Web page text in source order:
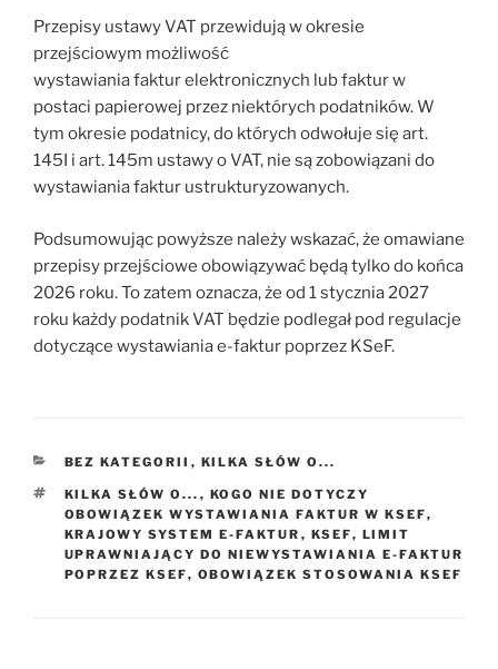
Przepisy ustawy VAT przewidują w okresie
przejściowym możliwość
wystawiania faktur elektronicznych lub faktur w
postaci papierowej przez niektórych podatników. W
tym okresie podatnicy, do których odwołuje się art.
145I i art. 145m ustawy o VAT, nie są zobowiązani do
wystawiania faktur ustrukturyzowanych.
Podsumowując powyższe należy wskazać, że omawiane
przepisy przejściowe obowiązywać będą tylko do końca
2026 roku. To zatem oznacza, że od 1 stycznia 2027
roku każdy podatnik VAT będzie podlegał pod regulacje
dotyczące wystawiania e-faktur poprzez KSeF.
KATEGORIE
BEZ KATEGORII , KILKA SŁÓW O...
TAGI
KILKA SŁÓW O... , KOGO NIE DOTYCZY
OBOWIĄZEK WYSTAWIANIA FAKTUR W KSEF,
KRAJOWY SYSTEM E-FAKTUR , KSEF, LIMIT
UPRAWNIAJĄCY DO NIEWYSTAWIANIA E-FAKTUR
POPRZEZ KSEF, OBOWIĄZEK STOSOWANIA KSEF